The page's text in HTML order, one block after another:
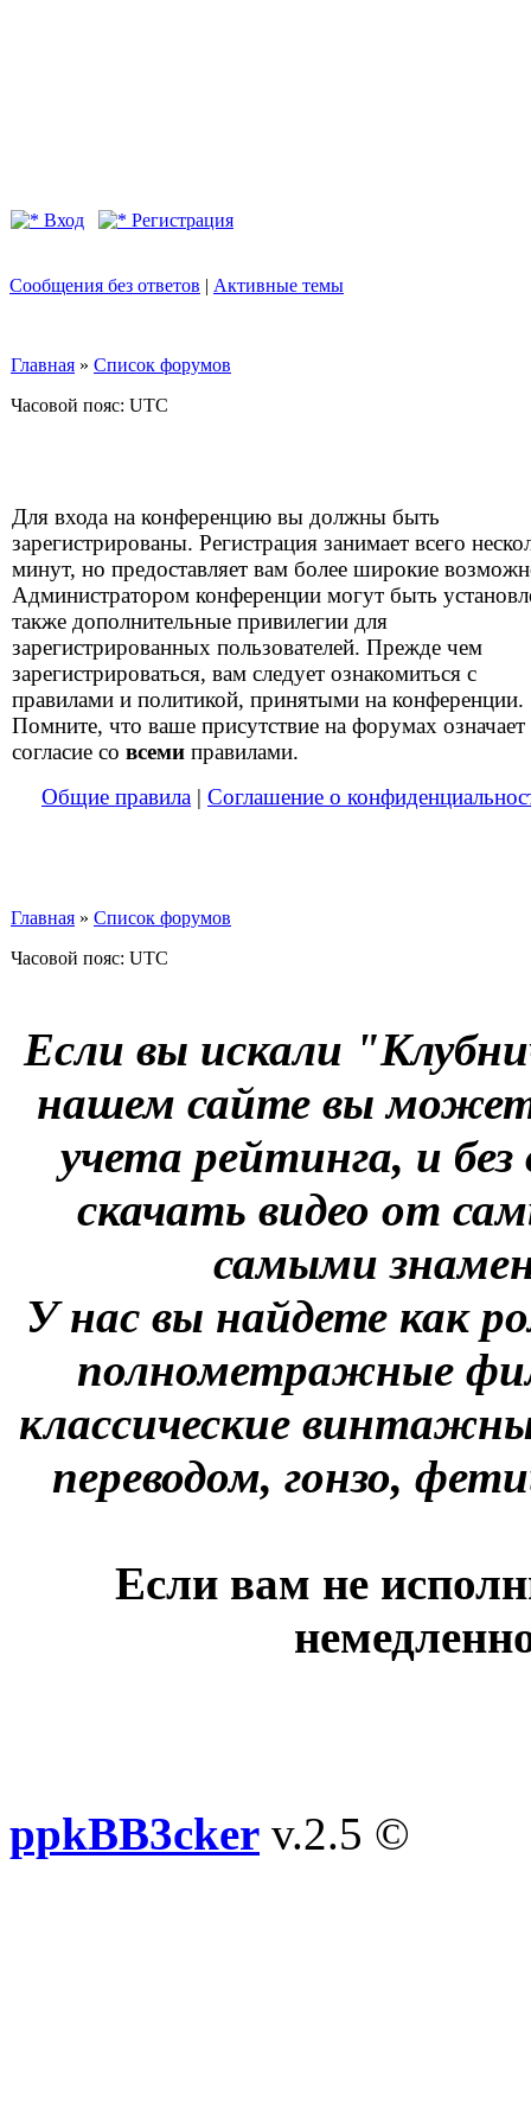
Вход Регистрация
Сообщения без ответов | Активные темы
Главная » Список форумов
Часовой пояс: UTC
Для входа на конференцию вы должны быть
зарегистрированы. Регистрация занимает всего
минут, но предоставляет вам более широкие
Администратором конференции могут быть
также дополнительные привилегии для
зарегистрированных пользователей. Прежде чем
зарегистрироваться, вам следует ознакомиться с
правилами и политикой, принятыми на конференции.
Помните, что ваше присутствие на форумах означает
согласие со всеми правилами.
Общие правила | Соглашение о
Главная » Список форумов
Часовой пояс: UTC
Если вы искали
нашем сайте вы
учета рейтинга, и
скачать видео от
самыми
У нас вы найдете как
полнометражные
классические
переводом, гонзо,
Если вам не
ppkBB3cker v.2.5 ©